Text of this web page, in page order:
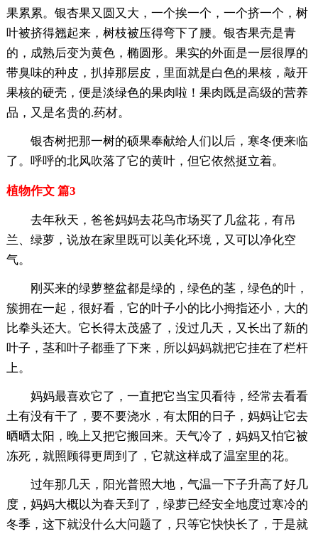
果累累。银杏果又圆又大，一个挨一个，一个挤一个，树
叶被挤得翘起来，树枝被压得弯下了腰。银杏果壳是青
的，成熟后变为黄色，椭圆形。果实的外面是一层很厚的
带臭味的种皮，扒掉那层皮，里面就是白色的果核，敲开
果核的硬壳，便是淡绿色的果肉啦！果肉既是高级的营养
品，又是名贵的.药材。
银杏树把那一树的硕果奉献给人们以后，寒冬便来临
了。呼呼的北风吹落了它的黄叶，但它依然挺立着。
植物作文 篇3
去年秋天，爸爸妈妈去花鸟市场买了几盆花，有吊
兰、绿萝，说放在家里既可以美化环境，又可以净化空
气。
刚买来的绿萝整盆都是绿的，绿色的茎，绿色的叶，
簇拥在一起，很好看，它的叶子小的比小拇指还小，大的
比拳头还大。它长得太茂盛了，没过几天，又长出了新的
叶子，茎和叶子都垂了下来，所以妈妈就把它挂在了栏杆
上。
妈妈最喜欢它了，一直把它当宝贝看待，经常去看看
土有没有干了，要不要浇水，有太阳的日子，妈妈让它去
晒晒太阳，晚上又把它搬回来。天气冷了，妈妈又怕它被
冻死，就照顾得更周到了，它就这样成了温室里的花。
过年那几天，阳光普照大地，气温一下子升高了好几
度，妈妈大概以为春天到了，绿萝已经安全地度过寒冷的
冬季，这下就没什么大问题了，只等它快快长了，于是就